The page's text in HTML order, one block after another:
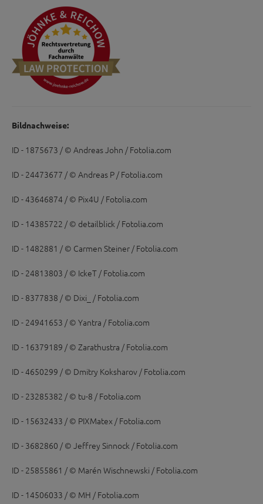
Bildnachweise:
ID - 1875673 / © Andreas John / Fotolia.com
ID - 24473677 / © Andreas P / Fotolia.com
ID - 43646874 / © Pix4U / Fotolia.com
ID - 14385722 / © detailblick / Fotolia.com
ID - 1482881 / © Carmen Steiner / Fotolia.com
ID - 24813803 / © IckeT / Fotolia.com
ID - 8377838 / © Dixi_ / Fotolia.com
ID - 24941653 / © Yantra / Fotolia.com
ID - 16379189 / © Zarathustra / Fotolia.com
ID - 4650299 / © Dmitry Koksharov / Fotolia.com
ID - 23285382 / © tu-8 / Fotolia.com
ID - 15632433 / © PIXMatex / Fotolia.com
ID - 3682860 / © Jeffrey Sinnock / Fotolia.com
ID - 25855861 / © Marén Wischnewski / Fotolia.com
ID - 14506033 / © MH / Fotolia.com